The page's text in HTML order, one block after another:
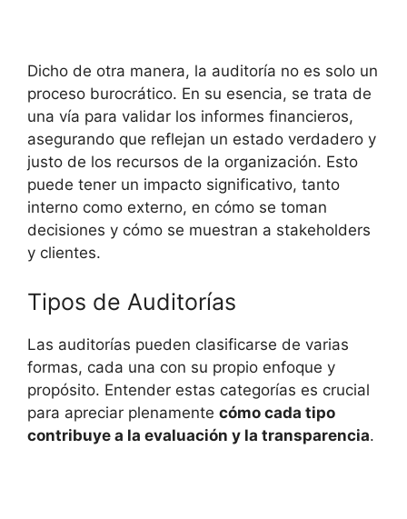
Dicho de otra manera, la auditoría no es solo un
proceso burocrático. En su esencia, se trata de
una vía para validar los informes financieros,
asegurando que reflejan un estado verdadero y
justo de los recursos de la organización. Esto
puede tener un impacto significativo, tanto
interno como externo, en cómo se toman
decisiones y cómo se muestran a stakeholders
y clientes.
Tipos de Auditorías
Las auditorías pueden clasificarse de varias
formas, cada una con su propio enfoque y
propósito. Entender estas categorías es crucial
para apreciar plenamente cómo cada tipo
contribuye a la evaluación y la transparencia.